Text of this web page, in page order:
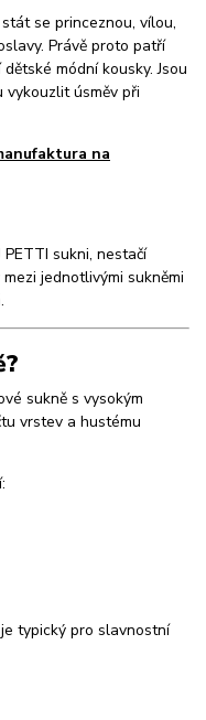
se princeznou, vílou,
Právě proto patří
módní kousky. Jsou
vykouzlit úsměv při
sukni, nestačí
jednotlivými sukněmi
sukně s vysokým
vrstev a hustému
typický pro slavnostní